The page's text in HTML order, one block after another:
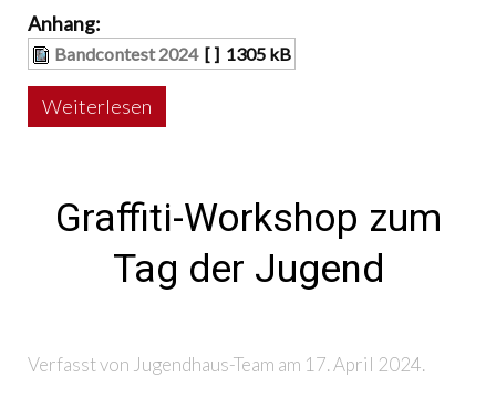
Anhang:
Bandcontest 2024 [ ] 1305 kB
Weiterlesen
Graffiti-Workshop zum
Tag der Jugend
Verfasst von Jugendhaus-Team am 17. April 2024.